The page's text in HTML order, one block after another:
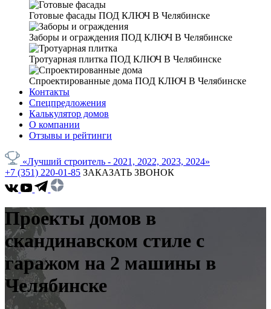
Готовые фасады ПОД КЛЮЧ В Челябинске
Заборы и ограждения ПОД КЛЮЧ В Челябинске
Тротуарная плитка ПОД КЛЮЧ В Челябинске
Спроектированные дома ПОД КЛЮЧ В Челябинске
Контакты
Спецпредложения
Калькулятор домов
О компании
Отзывы и рейтинги
«Лучший строитель - 2021, 2022, 2023, 2024»
+7 (351) 220-01-85 ЗАКАЗАТЬ ЗВОНОК
Проекты домов в
скандинавском стиле с
гаражом на 2 машины в
Челябинске